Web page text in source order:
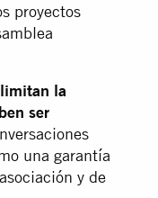
proyectos
la
ser
una garantía
y de